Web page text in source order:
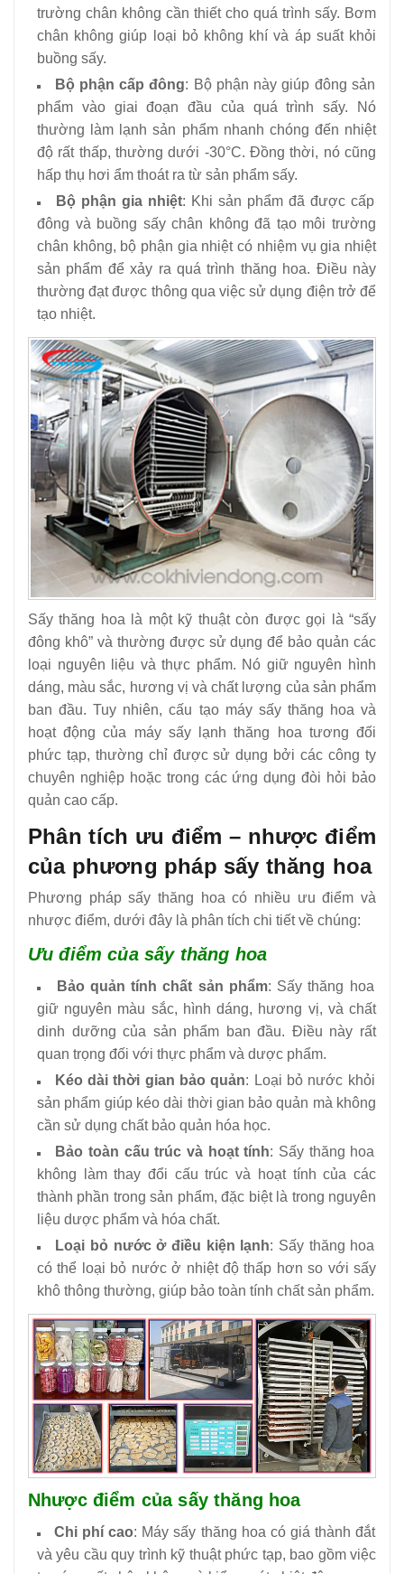
trường chân không cần thiết cho quá trình sấy. Bơm
chân không giúp loại bỏ không khí và áp suất khỏi
buồng sấy.
Bộ phận cấp đông: Bộ phận này giúp đông sản
phẩm vào giai đoạn đầu của quá trình sấy. Nó
thường làm lạnh sản phẩm nhanh chóng đến nhiệt
độ rất thấp, thường dưới -30°C. Đồng thời, nó cũng
hấp thụ hơi ẩm thoát ra từ sản phẩm sấy.
Bộ phận gia nhiệt: Khi sản phẩm đã được cấp
đông và buồng sấy chân không đã tạo môi trường
chân không, bộ phận gia nhiệt có nhiệm vụ gia nhiệt
sản phẩm để xảy ra quá trình thăng hoa. Điều này
thường đạt được thông qua việc sử dụng điện trở để
tạo nhiệt.
Sấy thăng hoa là một kỹ thuật còn được gọi là “sấy
đông khô” và thường được sử dụng để bảo quản các
loại nguyên liệu và thực phẩm. Nó giữ nguyên hình
dáng, màu sắc, hương vị và chất lượng của sản phẩm
ban đầu. Tuy nhiên, cấu tạo máy sấy thăng hoa và
hoạt động của máy sấy lạnh thăng hoa tương đối
phức tạp, thường chỉ được sử dụng bởi các công ty
chuyên nghiệp hoặc trong các ứng dụng đòi hỏi bảo
quản cao cấp.
Phân tích ưu điểm – nhược điểm
của phương pháp sấy thăng hoa
Phương pháp sấy thăng hoa có nhiều ưu điểm và
nhược điểm, dưới đây là phân tích chi tiết về chúng:
Ưu điểm của sấy thăng hoa
Bảo quản tính chất sản phẩm: Sấy thăng hoa
giữ nguyên màu sắc, hình dáng, hương vị, và chất
dinh dưỡng của sản phẩm ban đầu. Điều này rất
quan trọng đối với thực phẩm và dược phẩm.
Kéo dài thời gian bảo quản: Loại bỏ nước khỏi
sản phẩm giúp kéo dài thời gian bảo quản mà không
cần sử dụng chất bảo quản hóa học.
Bảo toàn cấu trúc và hoạt tính: Sấy thăng hoa
không làm thay đổi cấu trúc và hoạt tính của các
thành phần trong sản phẩm, đặc biệt là trong nguyên
liệu dược phẩm và hóa chất.
Loại bỏ nước ở điều kiện lạnh: Sấy thăng hoa
có thể loại bỏ nước ở nhiệt độ thấp hơn so với sấy
khô thông thường, giúp bảo toàn tính chất sản phẩm.
Nhược điểm của sấy thăng hoa
Chi phí cao: Máy sấy thăng hoa có giá thành đắt
và yêu cầu quy trình kỹ thuật phức tạp, bao gồm việc